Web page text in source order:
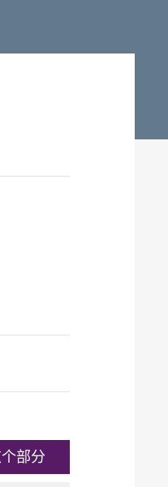
部分